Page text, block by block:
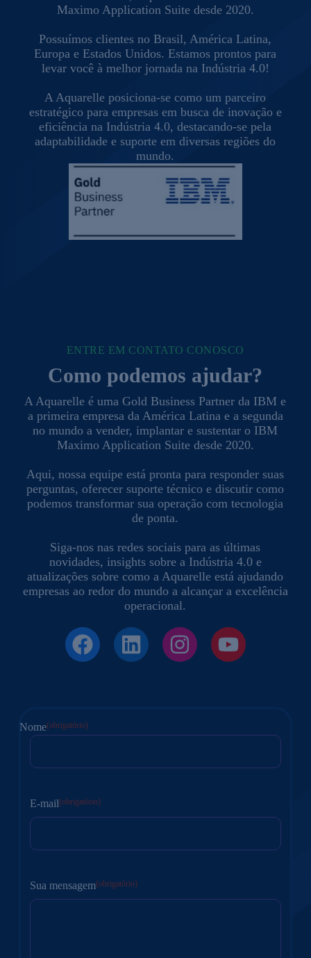
Maximo Application Suite desde 2020.
Possuímos clientes no Brasil, América Latina,
Europa e Estados Unidos. Estamos prontos para
levar você à melhor jornada na Indústria 4.0!
A Aquarelle posiciona-se como um parceiro
estratégico para empresas em busca de inovação e
eficiência na Indústria 4.0, destacando-se pela
adaptabilidade e suporte em diversas regiões do
mundo.
ENTRE EM CONTATO CONOSCO
Como podemos ajudar?
A Aquarelle é uma Gold Business Partner da IBM e
a primeira empresa da América Latina e a segunda
no mundo a vender, implantar e sustentar o IBM
Maximo Application Suite desde 2020.
Aqui, nossa equipe está pronta para responder suas
perguntas, oferecer suporte técnico e discutir como
podemos transformar sua operação com tecnologia
de ponta.
Siga-nos nas redes sociais para as últimas
novidades, insights sobre a Indústria 4.0 e
atualizações sobre como a Aquarelle está ajudando
empresas ao redor do mundo a alcançar a excelência
operacional.
Nome(obrigatório)
E-mail(obrigatório)
Sua mensagem(obrigatório)